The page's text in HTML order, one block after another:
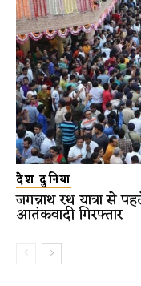
देश दुनिया
जगन्नाथ रथ यात्रा से
आतंकवादी गिरफ्तार